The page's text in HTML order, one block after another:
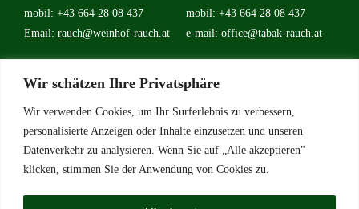
Wir schätzen Ihre Privatsphäre
Wir verwenden Cookies, um Ihr Surferlebnis zu verbessern,
personalisierte Anzeigen oder Inhalte einzusetzen und unseren
Datenverkehr zu analysieren. Wenn Sie auf „Alle akzeptieren"
klicken, stimmen Sie der Anwendung von Cookies zu.
mobil: +43 664 28 08 437
Email: rauch@weinhof-rauch.at
mobil: +43 664 28 08 437
e-mail: office@tabak-rauch.at
Weitere Links
Vino Vitalis
Ottersbachtal
Partnerbetriebe
Links für Weinkenner